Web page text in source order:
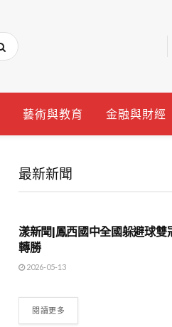
藝術與教育 金融與財經
最新新聞
地方時事
漾新聞|鳳西國中全國躲避球雙
轉勝
2026-05-13
閱讀更多